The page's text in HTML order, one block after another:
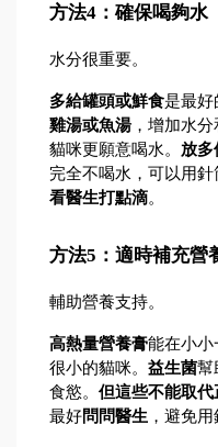
方法4：確保喝夠水
水分很重要。
多給罐頭或鮮食是最好
雞湯或魚湯 ，增加水
貓咪更願意喝水。 放多
完全不喝水，可以用針
看醫生打點滴。
方法5：適時補充營
輔助營養支持。
高熱量營養膏能在小小
很小的貓咪。 益生菌幫
食慾。 但這些不能取代
最好問問醫生 ，避免用